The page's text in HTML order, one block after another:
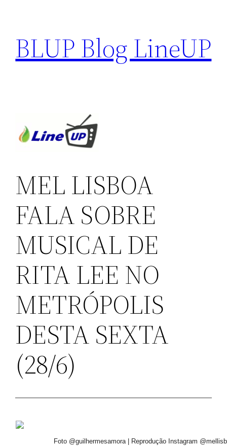
conteúdo
BLUP Blog LineUP
MEL LISBOA
FALA SOBRE
MUSICAL DE
RITA LEE NO
METRÓPOLIS
DESTA SEXTA
(28/6)
Foto @guilhermesamora | Reprodução Instagram